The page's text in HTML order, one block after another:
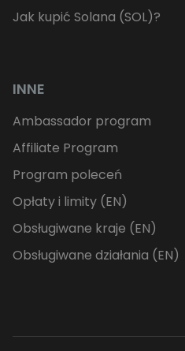
Jak kupić Solana (SOL)?
INNE
Ambassador program
Affiliate Program
Program poleceń
Opłaty i limity (EN)
Obsługiwane kraje (EN)
Obsługiwane działania (EN)